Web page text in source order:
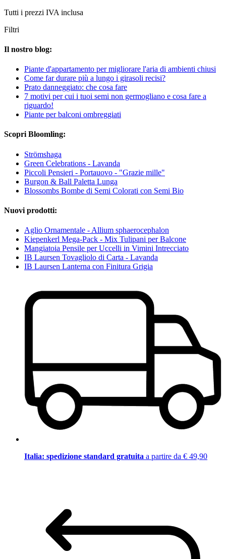
Tutti i prezzi IVA inclusa
Filtri
Il nostro blog:
Piante d'appartamento per migliorare l'aria di ambienti chiusi
Come far durare più a lungo i girasoli recisi?
Prato danneggiato: che cosa fare
7 motivi per cui i tuoi semi non germogliano e cosa fare a
riguardo!
Piante per balconi ombreggiati
Scopri Bloomling:
Strömshaga
Green Celebrations - Lavanda
Piccoli Pensieri - Portauovo - "Grazie mille"
Burgon & Ball Paletta Lunga
Blossombs Bombe di Semi Colorati con Semi Bio
Nuovi prodotti:
Aglio Ornamentale - Allium sphaerocephalon
Kiepenkerl Mega-Pack - Mix Tulipani per Balcone
Mangiatoia Pensile per Uccelli in Vimini Intrecciato
IB Laursen Tovagliolo di Carta - Lavanda
IB Laursen Lanterna con Finitura Grigia
Italia: spedizione standard gratuita a partire da € 49,90